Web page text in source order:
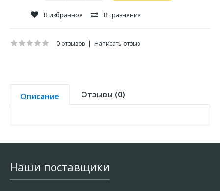
В избранное В сравнение
0 отзывов | Написать отзыв
Описание Отзывы (0)
Наши поставщики